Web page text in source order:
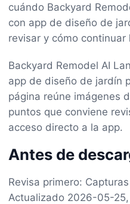
cuándo Backyard
con app de diseño de
revisar y cómo continuar
Backyard Remodel AI
app de diseño de jardín
página reúne imágenes
puntos que conviene
acceso directo a la app.
Antes de
Revisa primero:
Actualizado 2026-05-